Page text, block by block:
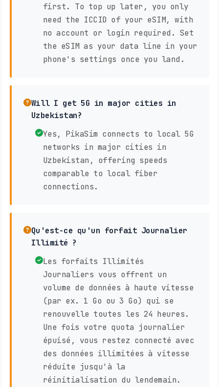
first. To top up later, you only
need the ICCID of your eSIM, with
no account or login required. Set
the eSIM as your data line in your
phone's settings once you land.
Will I get 5G in major cities in
Uzbekistan?
Yes, PikaSim connects to local 5G
networks in major cities in
Uzbekistan, offering speeds
comparable to local fiber
connections.
Qu'est-ce qu'un forfait Journalier
Illimité ?
Les forfaits Illimités
Journaliers vous offrent un
volume de données à haute vitesse
(par ex. 1 Go ou 3 Go) qui se
renouvelle toutes les 24 heures.
Une fois votre quota journalier
épuisé, vous restez connecté avec
des données illimitées à vitesse
réduite jusqu'à la
réinitialisation du lendemain.